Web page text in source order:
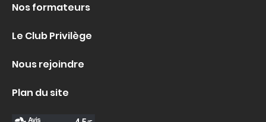
Nos formateurs
Le Club Privilège
Nous rejoindre
Plan du site